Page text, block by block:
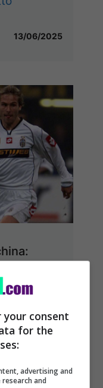
13/06/2025
Pippo
ora il ...
consent
for the
advertising and
and